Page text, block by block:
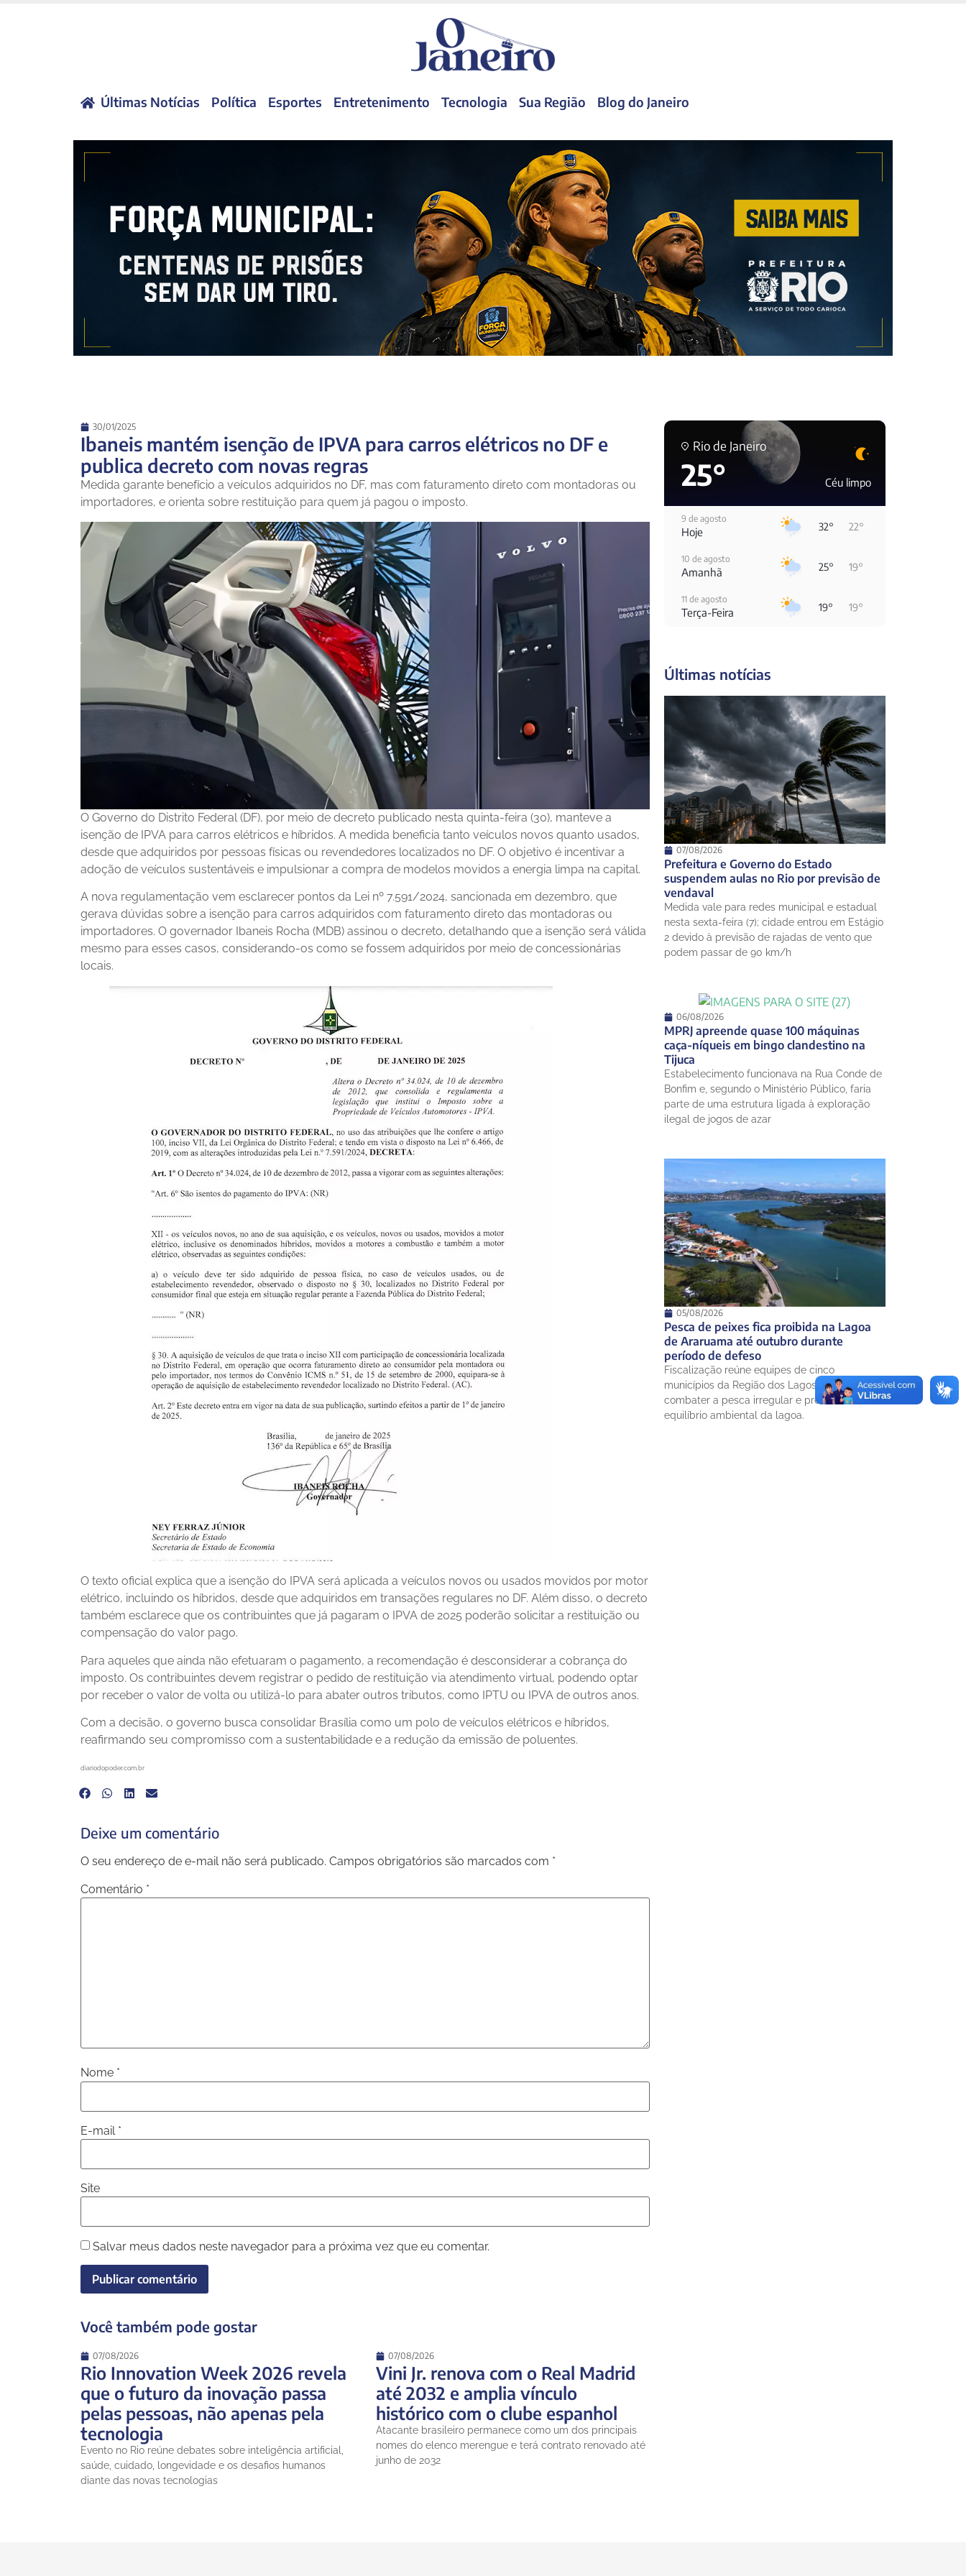
Últimas Notícias Política Esportes Entretenimento Tecnologia Sua Região Blog do Janeiro
30/01/2025
Ibaneis mantém isenção de IPVA para carros elétricos no DF e
publica decreto com novas regras
Medida garante benefício a veículos adquiridos no DF, mas com faturamento direto com montadoras ou
importadores, e orienta sobre restituição para quem já pagou o imposto.
O Governo do Distrito Federal (DF), por meio de decreto publicado nesta quinta-feira (30), manteve a
isenção de IPVA para carros elétricos e híbridos. A medida beneficia tanto veículos novos quanto usados,
desde que adquiridos por pessoas físicas ou revendedores localizados no DF. O objetivo é incentivar a
adoção de veículos sustentáveis e impulsionar a compra de modelos movidos a energia limpa na capital.
A nova regulamentação vem esclarecer pontos da Lei nº 7.591/2024, sancionada em dezembro, que
gerava dúvidas sobre a isenção para carros adquiridos com faturamento direto das montadoras ou
importadores. O governador Ibaneis Rocha (MDB) assinou o decreto, detalhando que a isenção será válida
mesmo para esses casos, considerando-os como se fossem adquiridos por meio de concessionárias
locais.
O texto oficial explica que a isenção do IPVA será aplicada a veículos novos ou usados movidos por motor
elétrico, incluindo os híbridos, desde que adquiridos em transações regulares no DF. Além disso, o decreto
também esclarece que os contribuintes que já pagaram o IPVA de 2025 poderão solicitar a restituição ou
compensação do valor pago.
Para aqueles que ainda não efetuaram o pagamento, a recomendação é desconsiderar a cobrança do
imposto. Os contribuintes devem registrar o pedido de restituição via atendimento virtual, podendo optar
por receber o valor de volta ou utilizá-lo para abater outros tributos, como IPTU ou IPVA de outros anos.
Com a decisão, o governo busca consolidar Brasília como um polo de veículos elétricos e híbridos,
reafirmando seu compromisso com a sustentabilidade e a redução da emissão de poluentes.
diariodopoder.com.br
Deixe um comentário
O seu endereço de e-mail não será publicado. Campos obrigatórios são marcados com *
Comentário *
Nome *
E-mail *
Site
Salvar meus dados neste navegador para a próxima vez que eu comentar.
Você também pode gostar
07/08/2026
Rio Innovation Week 2026 revela
que o futuro da inovação passa
pelas pessoas, não apenas pela
tecnologia
Evento no Rio reúne debates sobre inteligência artificial,
saúde, cuidado, longevidade e os desafios humanos
diante das novas tecnologias
07/08/2026
Vini Jr. renova com o Real Madrid
até 2032 e amplia vínculo
histórico com o clube espanhol
Atacante brasileiro permanece como um dos principais
nomes do elenco merengue e terá contrato renovado até
junho de 2032
Rio de Janeiro
25° Céu limpo
9 de agosto
Hoje 32° 22°
10 de agosto
Amanhã 25° 19°
11 de agosto
Terça-Feira 19° 19°
13 de agosto
Quinta-Feira
14 de agosto
Sexta-Feira 25° 20°
15 de agosto
Sábado 25° 21°
Últimas notícias
07/08/2026
Prefeitura e Governo do Estado
suspendem aulas no Rio por previsão de
vendaval
Medida vale para redes municipal e estadual
nesta sexta-feira (7); cidade entrou em Estágio
2 devido à previsão de rajadas de vento que
podem passar de 90 km/h
06/08/2026
MPRJ apreende quase 100 máquinas
caça-níqueis em bingo clandestino na
Tijuca
Estabelecimento funcionava na Rua Conde de
Bonfim e, segundo o Ministério Público, faria
parte de uma estrutura ligada à exploração
ilegal de jogos de azar
05/08/2026
Pesca de peixes fica proibida na Lagoa
de Araruama até outubro durante
período de defeso
Fiscalização reúne equipes de cinco
municípios da Região dos Lagos para
combater a pesca irregular e preservar o
equilíbrio ambiental da lagoa.